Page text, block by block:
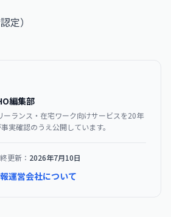
定）
編集部
ーランス・在宅ワーク向けサービスを20年
実確認のうえ公開しています。
更新： 2026年7月10日
運営会社について